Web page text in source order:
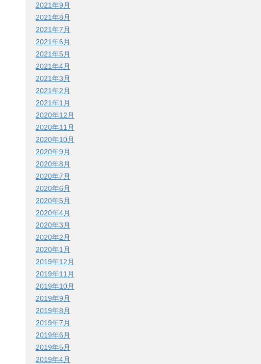
2021年9月
2021年8月
2021年7月
2021年6月
2021年5月
2021年4月
2021年3月
2021年2月
2021年1月
2020年12月
2020年11月
2020年10月
2020年9月
2020年8月
2020年7月
2020年6月
2020年5月
2020年4月
2020年3月
2020年2月
2020年1月
2019年12月
2019年11月
2019年10月
2019年9月
2019年8月
2019年7月
2019年6月
2019年5月
2019年4月